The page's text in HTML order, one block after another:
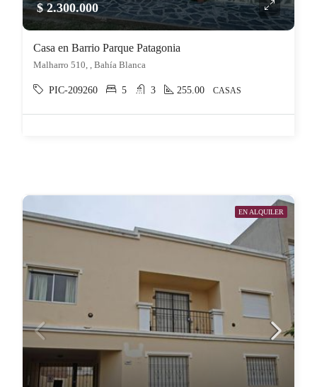
$ 2.300.000
Casa en Barrio Parque Patagonia
Malharro 510, , Bahía Blanca
PIC-209260 5 3 255.00 CASAS
EN ALQUILER